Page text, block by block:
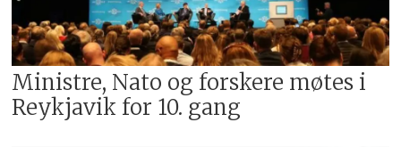
Ministre, Nato og forskere møtes i
Reykjavik for 10. gang